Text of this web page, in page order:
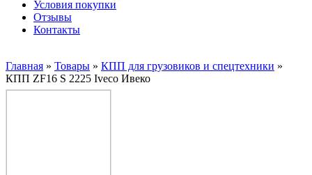
Условия покупки
Отзывы
Контакты
Главная » Товары » КПП для грузовиков и спецтехники »
КПП ZF16 S 2225 Iveco Ивеко